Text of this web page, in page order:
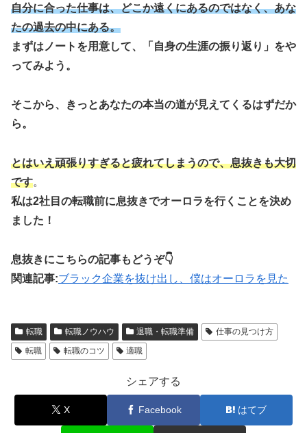
自分に合った仕事は、どこか遠くにあるのではなく、あな
たの過去の中にある。
まずはノートを用意して、「自身の生涯の振り返り」をや
ってみよう。
そこから、きっとあなたの本当の道が見えてくるはずだか
ら。
とはいえ頑張りすぎると疲れてしまうので、息抜きも大切
です。
私は2社目の転職前に息抜きでオーロラを行くことを決め
ました！
息抜きにこちらの記事もどうぞ👇
関連記事:ブラック企業を抜け出し、僕はオーロラを見た
転職 転職ノウハウ 退職・転職準備
仕事の見つけ方
転職
転職のコツ 適職
シェアする
X Facebook はてブ